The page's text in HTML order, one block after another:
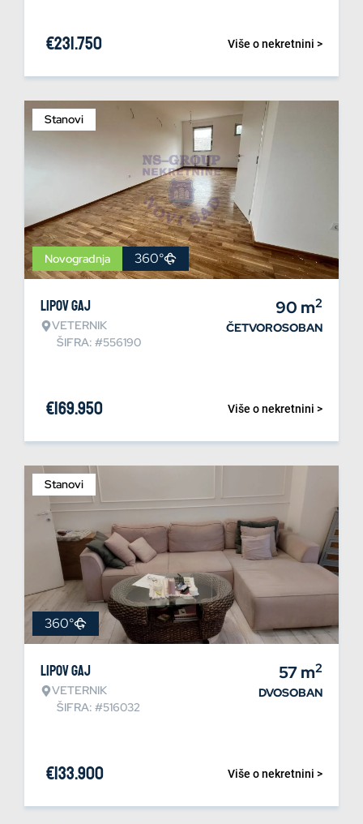
Više o nekretnini >
€231.750
Stanovi
Novogradnja 360°
Lipov gaj
VETERNIK
ŠIFRA: #556190
90 m2
ČETVOROSOBAN
Više o nekretnini >
€169.950
Stanovi
360°
Lipov gaj
VETERNIK
ŠIFRA: #516032
57m2
DVOSOBAN
Više o nekretnini >
€133.900